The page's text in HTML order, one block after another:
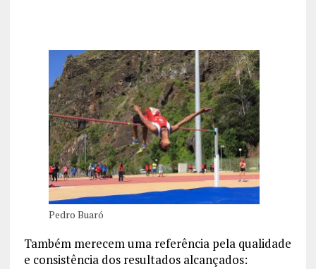
Pedro Buaró
Também merecem uma referência pela qualidade
e consistência dos resultados alcançados: